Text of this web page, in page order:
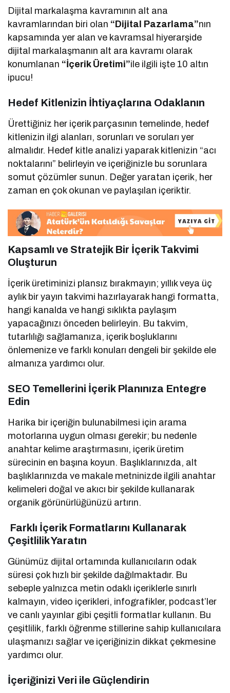
Dijital markalaşma kavramının alt ana
kavramlarından biri olan “Dijital Pazarlama”nın
kapsamında yer alan ve kavramsal hiyerarşide
dijital markalaşmanın alt ara kavramı olarak
konumlanan “İçerik Üretimi”ile ilgili işte 10 altın
ipucu!
Hedef Kitlenizin İhtiyaçlarına Odaklanın
Ürettiğiniz her içerik parçasının temelinde, hedef
kitlenizin ilgi alanları, sorunları ve soruları yer
almalıdır. Hedef kitle analizi yaparak kitlenizin “acı
noktalarını” belirleyin ve içeriğinizle bu sorunlara
somut çözümler sunun. Değer yaratan içerik, her
zaman en çok okunan ve paylaşılan içeriktir.
Kapsamlı ve Stratejik Bir İçerik Takvimi
Oluşturun
İçerik üretiminizi plansız bırakmayın; yıllık veya üç
aylık bir yayın takvimi hazırlayarak hangi formatta,
hangi kanalda ve hangi sıklıkta paylaşım
yapacağınızı önceden belirleyin. Bu takvim,
tutarlılığı sağlamanıza, içerik boşluklarını
önlemenize ve farklı konuları dengeli bir şekilde ele
almanıza yardımcı olur.
SEO Temellerini İçerik Planınıza Entegre
Edin
Harika bir içeriğin bulunabilmesi için arama
motorlarına uygun olması gerekir; bu nedenle
anahtar kelime araştırmasını, içerik üretim
sürecinin en başına koyun. Başlıklarınızda, alt
başlıklarınızda ve makale metninizde ilgili anahtar
kelimeleri doğal ve akıcı bir şekilde kullanarak
organik görünürlüğünüzü artırın.
Farklı İçerik Formatlarını Kullanarak
Çeşitlilik Yaratın
Günümüz dijital ortamında kullanıcıların odak
süresi çok hızlı bir şekilde dağılmaktadır. Bu
sebeple yalnızca metin odaklı içeriklerle sınırlı
kalmayın, video içerikleri, infografikler, podcast’ler
ve canlı yayınlar gibi çeşitli formatlar kullanın. Bu
çeşitlilik, farklı öğrenme stillerine sahip kullanıcılara
ulaşmanızı sağlar ve içeriğinizin dikkat çekmesine
yardımcı olur.
İçeriğinizi Veri ile Güçlendirin